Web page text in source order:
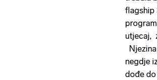
flagship
utjecaj,
negdje
dođe do